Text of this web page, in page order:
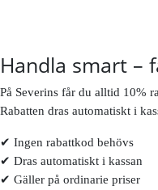
Handla smart –
På Severins får du alltid 10%
Rabatten dras automatiskt i
✔ Ingen rabattkod behövs
✔ Dras automatiskt i kassan
✔ Gäller på ordinarie priser